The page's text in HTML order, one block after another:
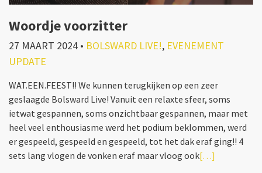
Woordje voorzitter
27 MAART 2024 • BOLSWARD LIVE!, EVENEMENT
UPDATE
WAT.EEN.FEEST!! We kunnen terugkijken op een zeer
geslaagde Bolsward Live! Vanuit een relaxte sfeer, soms
ietwat gespannen, soms onzichtbaar gespannen, maar met
heel veel enthousiasme werd het podium beklommen, werd
er gespeeld, gespeeld en gespeeld, tot het dak eraf ging!! 4
sets lang vlogen de vonken eraf maar vloog ook[…]